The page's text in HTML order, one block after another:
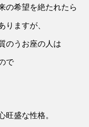
の希望を絶たれたら
りますが、
のうお座の人は
で
旺盛な性格。